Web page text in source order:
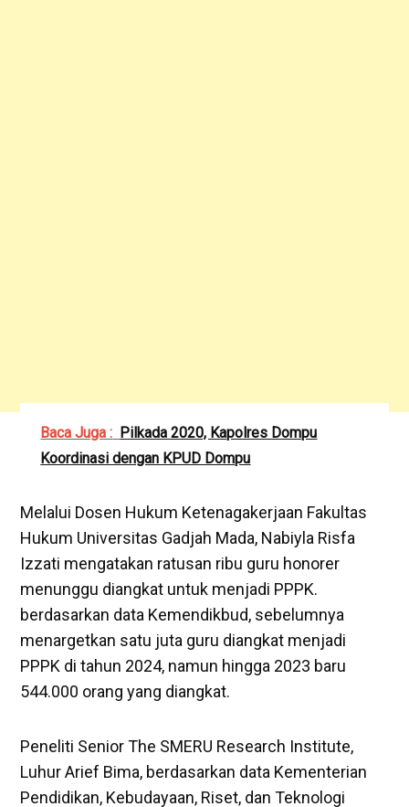
Baca Juga : Pilkada 2020, Kapolres Dompu
Koordinasi dengan KPUD Dompu
Melalui Dosen Hukum Ketenagakerjaan Fakultas
Hukum Universitas Gadjah Mada, Nabiyla Risfa
Izzati mengatakan ratusan ribu guru honorer
menunggu diangkat untuk menjadi PPPK.
berdasarkan data Kemendikbud, sebelumnya
menargetkan satu juta guru diangkat menjadi
PPPK di tahun 2024, namun hingga 2023 baru
544.000 orang yang diangkat.
Peneliti Senior The SMERU Research Institute,
Luhur Arief Bima, berdasarkan data Kementerian
Pendidikan, Kebudayaan, Riset, dan Teknologi